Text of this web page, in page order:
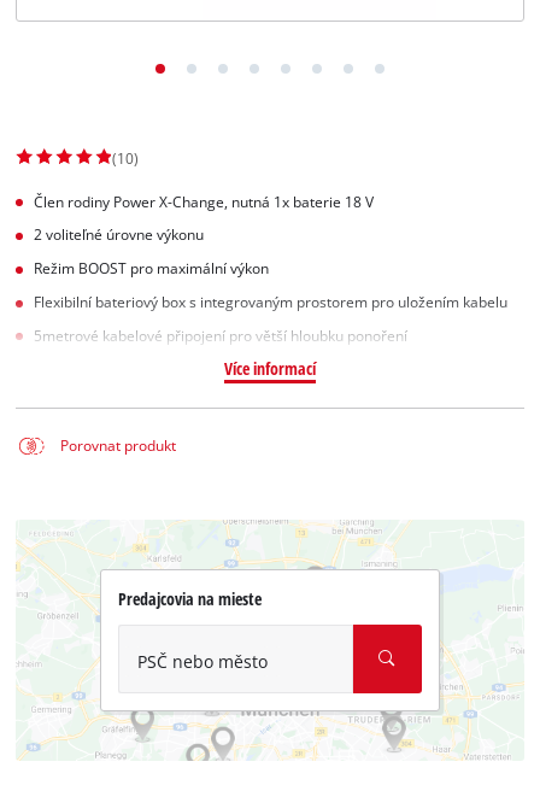
(10)
Člen rodiny Power X-Change, nutná 1x baterie 18 V
2 voliteľné úrovne výkonu
Režim BOOST pro maximální výkon
Flexibilní bateriový box s integrovaným prostorem pro uložením kabelu
5metrové kabelové připojení pro větší hloubku ponoření
Více informací
Porovnat produkt
Predajcovia na mieste
PSČ nebo město